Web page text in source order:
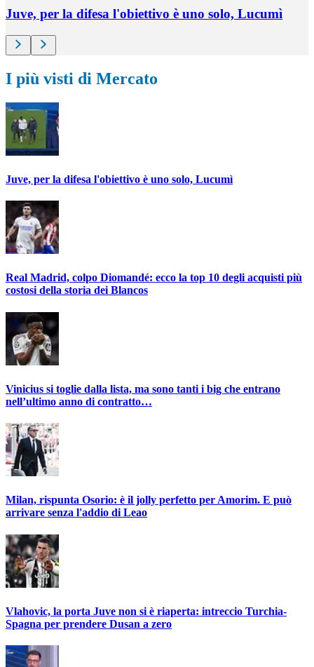
Juve, per la difesa l'obiettivo è uno solo, Lucumì
I più visti di Mercato
Juve, per la difesa l'obiettivo è uno solo, Lucumì
Real Madrid, colpo Diomandé: ecco la top 10 degli acquisti più
costosi della storia dei Blancos
Vinicius si toglie dalla lista, ma sono tanti i big che entrano
nell’ultimo anno di contratto…
Milan, rispunta Osorio: è il jolly perfetto per Amorim. E può
arrivare senza l'addio di Leao
Vlahovic, la porta Juve non si è riaperta: intreccio Turchia-
Spagna per prendere Dusan a zero